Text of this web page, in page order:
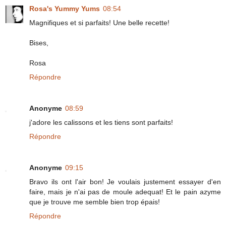
Rosa's Yummy Yums 08:54
Magnifiques et si parfaits! Une belle recette!
Bises,
Rosa
Répondre
Anonyme 08:59
j'adore les calissons et les tiens sont parfaits!
Répondre
Anonyme 09:15
Bravo ils ont l'air bon! Je voulais justement essayer d'en
faire, mais je n'ai pas de moule adequat! Et le pain azyme
que je trouve me semble bien trop épais!
Répondre